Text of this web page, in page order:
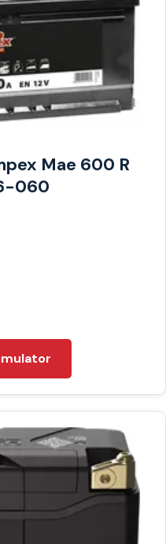
Mae 600 R
060